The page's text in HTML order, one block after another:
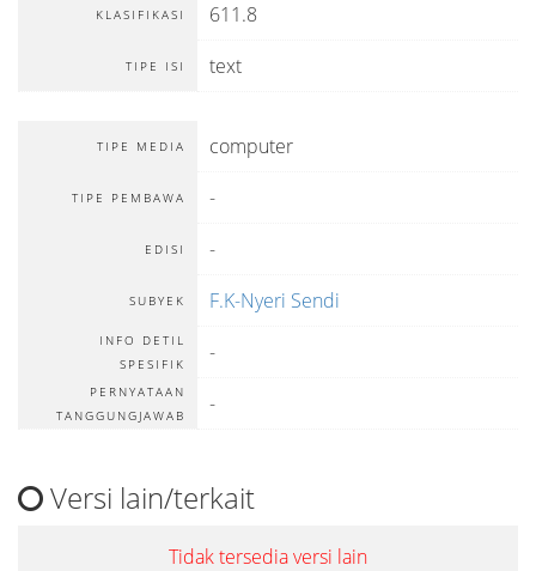
KLASIFIKASI 611.8
TIPE ISI text
TIPE MEDIA computer
TIPE PEMBAWA -
EDISI -
SUBYEK F.K-Nyeri Sendi
INFO DETIL
SPESIFIK
-
PERNYATAAN
TANGGUNGJAWAB
-
Versi lain/terkait
Tidak tersedia versi lain